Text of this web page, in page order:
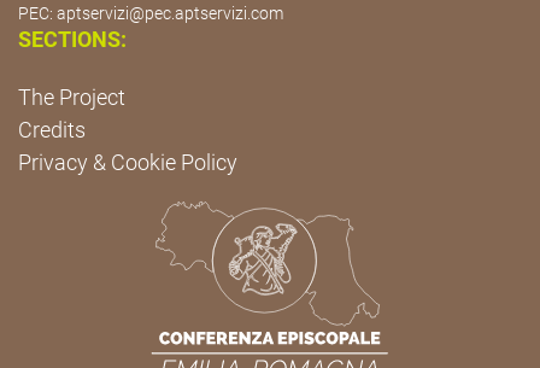
PEC: aptservizi@pec.aptservizi.com
SECTIONS:
The Project
Credits
Privacy & Cookie Policy